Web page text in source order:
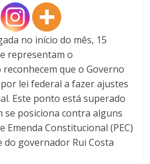
no início do mês, 15
representam o
que o Governo
lei federal a fazer ajustes
Este ponto está superado
se posiciona contra alguns
Emenda Constitucional (PEC)
do governador Rui Costa